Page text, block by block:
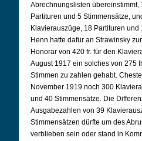
Abrechnungslisten
Partituren und 5 Stimmensätze,
Klavierauszüge, 18 Partituren und
Henn hatte dafür an Strawinsky
Honorar von 420 fr. für den
August 1917 ein solches von 275
Stimmen zu zahlen gehabt.
November 1919 noch 300
und 40 Stimmensätze. Die
Ausgabezahlen von 39
Stimmensätzen dürfte um des
verblieben sein oder stand in